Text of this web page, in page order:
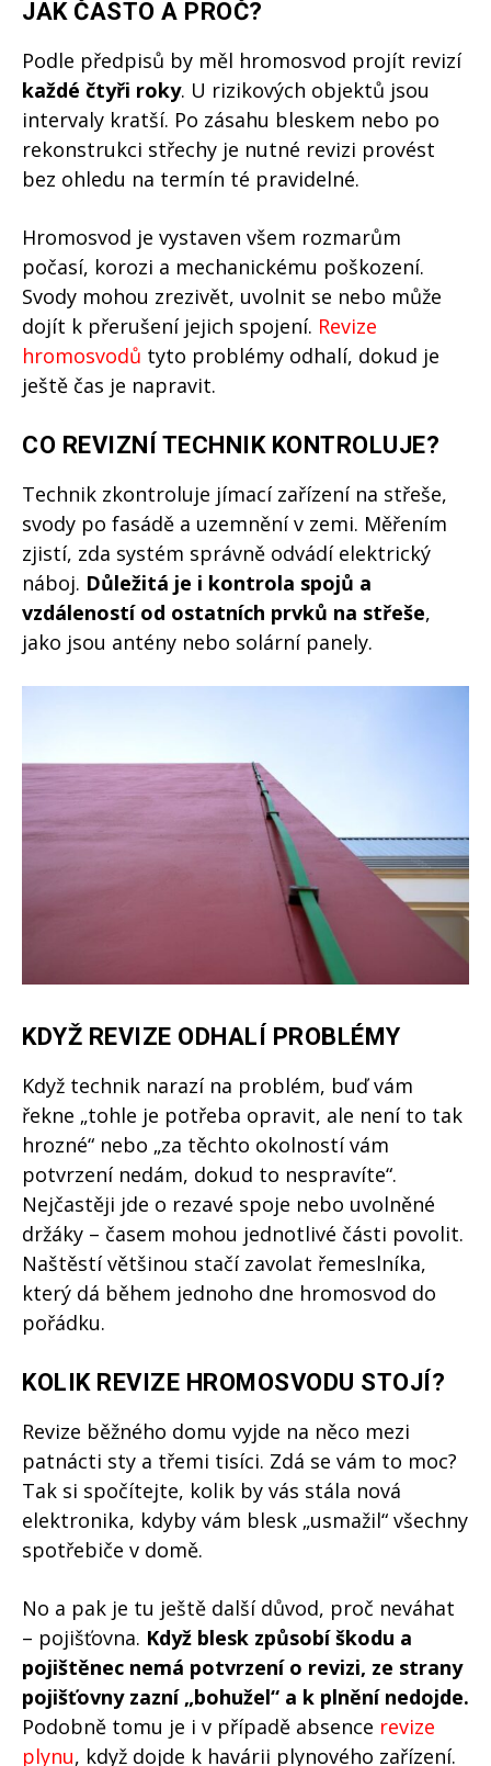
JAK ČASTO A PROČ?
Podle předpisů by měl hromosvod projít revizí
každé čtyři roky. U rizikových objektů jsou
intervaly kratší. Po zásahu bleskem nebo po
rekonstrukci střechy je nutné revizi provést
bez ohledu na termín té pravidelné.
Hromosvod je vystaven všem rozmarům
počasí, korozi a mechanickému poškození.
Svody mohou zrezivět, uvolnit se nebo může
dojít k přerušení jejich spojení. Revize
hromosvodů tyto problémy odhalí, dokud je
ještě čas je napravit.
CO REVIZNÍ TECHNIK KONTROLUJE?
Technik zkontroluje jímací zařízení na střeše,
svody po fasádě a uzemnění v zemi. Měřením
zjistí, zda systém správně odvádí elektrický
náboj. Důležitá je i kontrola spojů a
vzdáleností od ostatních prvků na střeše,
jako jsou antény nebo solární panely.
KDYŽ REVIZE ODHALÍ PROBLÉMY
Když technik narazí na problém, buď vám
řekne „tohle je potřeba opravit, ale není to tak
hrozné“ nebo „za těchto okolností vám
potvrzení nedám, dokud to nespravíte“.
Nejčastěji jde o rezavé spoje nebo uvolněné
držáky – časem mohou jednotlivé části povolit.
Naštěstí většinou stačí zavolat řemeslníka,
který dá během jednoho dne hromosvod do
pořádku.
KOLIK REVIZE HROMOSVODU STOJÍ?
Revize běžného domu vyjde na něco mezi
patnácti sty a třemi tisíci. Zdá se vám to moc?
Tak si spočítejte, kolik by vás stála nová
elektronika, kdyby vám blesk „usmažil“ všechny
spotřebiče v domě.
No a pak je tu ještě další důvod, proč neváhat
– pojišťovna. Když blesk způsobí škodu a
pojištěnec nemá potvrzení o revizi, ze strany
pojišťovny zazní „bohužel“ a k plnění nedojde.
Podobně tomu je i v případě absence revize
plynu, když dojde k havárii plynového zařízení.